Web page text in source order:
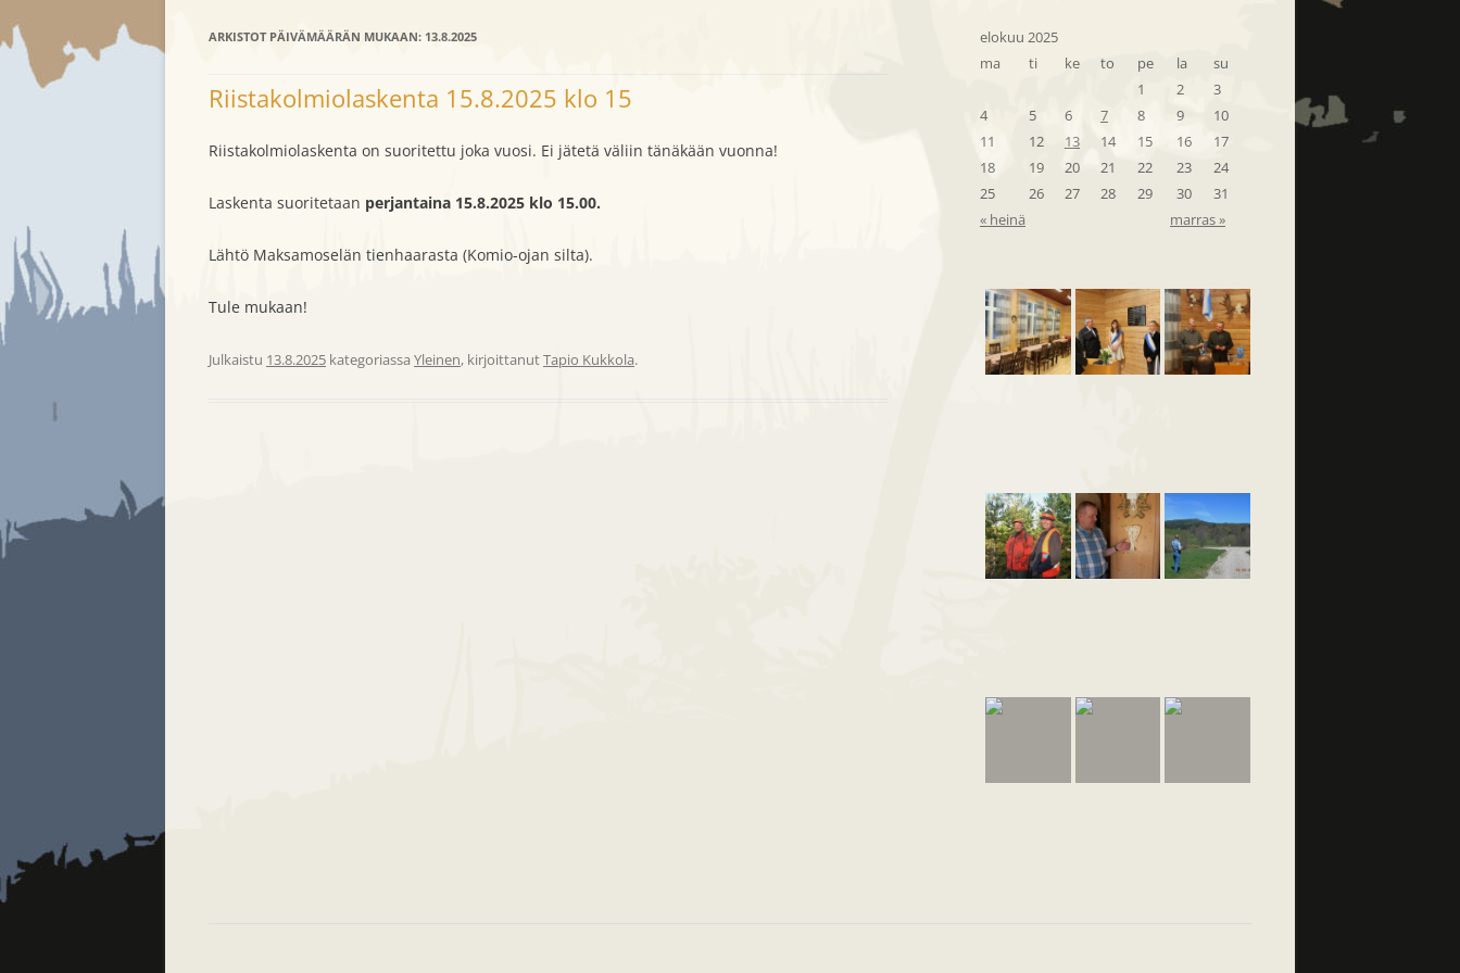
JAOSTOT
YHTEYSTIEDOT
METSÄSTYSAJAT
ARKISTOT PÄIVÄMÄÄRÄN MUKAAN: 13.8.2025
Riistakolmiolaskenta 15.8.2025 klo 15
Riistakolmiolaskenta on suoritettu joka vuosi. Ei jätetä väliin tänäkään vuonna!
Laskenta suoritetaan perjantaina 15.8.2025 klo 15.00.
Lähtö Maksamoselän tienhaarasta (Komio-ojan silta).
Tule mukaan!
Julkaistu 13.8.2025 kategoriassa Yleinen, kirjoittanutTapio Kukkola.
elokuu 2025
ma
ti ke to pe la
su
1
2
3
4
5 6 7 8 9
10
11
12 13 14 15 16
17
18
19 20 21 22 23
24
25
26 27 28 29 30
31
« heinä
marras »